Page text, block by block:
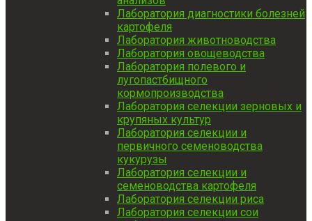
Лаборатория диагностики болезней
картофеля
Лаборатория животноводства
Лаборатория овощеводства
Лаборатория полевого и
лугопастбищного
кормопроизводства
Лаборатория селекции зерновых и
крупяных культур
Лаборатория селекции и
первичного семеноводства
кукурузы
Лаборатория селекции и
семеноводства картофеля
Лаборатория селекции риса
Лаборатория селекции сои